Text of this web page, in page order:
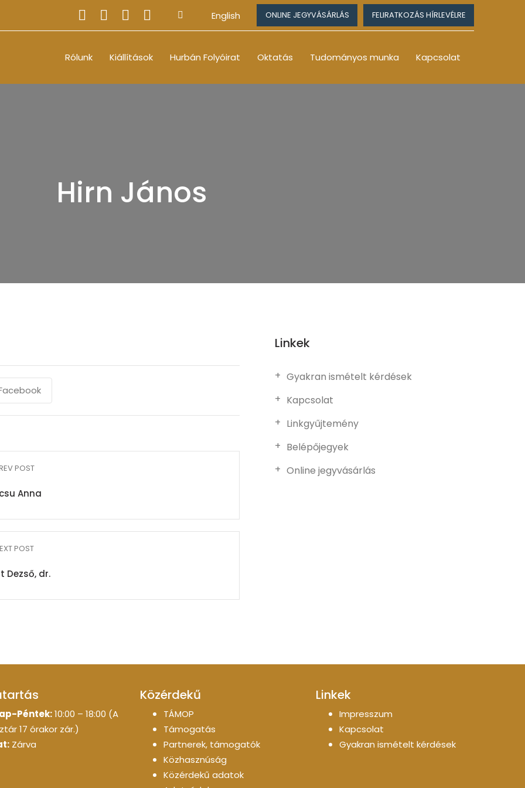
English ONLINE JEGYVÁSÁRLÁS FELIRATKOZÁS HÍRLEVÉLRE
Rólunk Kiállítások Hurbán Folyóirat Oktatás Tudományos munka Kapcsolat
Hirn János
POST
Anna
POST
Dezső, dr.
Linkek
Gyakran ismételt kérdések
Kapcsolat
Linkgyűjtemény
Belépőjegyek
Online jegyvásárlás
Péntek:10:00 – 18:00 (A
17 órakor zár.)
Zárva
Közérdekű
TÁMOP
Támogatás
Partnerek, támogatók
Közhasznúság
Közérdekű adatok
Linkek
Impresszum
Kapcsolat
Gyakran ismételt kérdések